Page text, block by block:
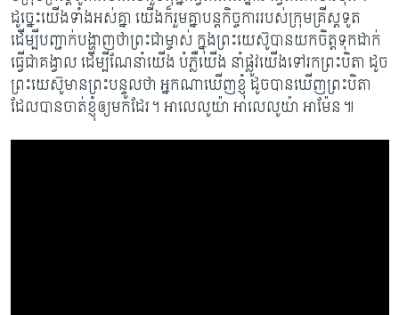
ដូច្នេះយើងទាំងអស់គ្នា យើង​ក៏​រួម​គ្នា​បន្តកិច្ចការរបស់ក្រុមគ្រីស្ដទូត
ដើម្បីបញ្ជាក់បង្ហាញថាព្រះជាម្ចាស់ ក្នុងព្រះយេស៊ូបាន​យក​ចិត្ត​ទុកដាក់​
ធ្វើ​ជា​គង្វាល ដើម្បីណែនាំយើង បំភ្លឺយើង នាំផ្លូវយើងទៅរកព្រះបិតា ដូច
ព្រះយេស៊ូមាន​ព្រះ​បន្ទូល​ថា អ្នក​ណា​ឃើញខ្ញុំ ដូចបានឃើញព្រះបិតា
ដែលបានចាត់ខ្ញុំឲ្យមកដែរ។ អាលេលូយ៉ា អាលេ​លូយ៉ា អាម៉ែន៕